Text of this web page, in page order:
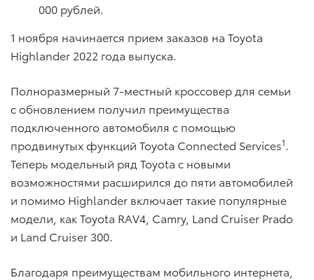
000 рублей.
1 ноября начинается прием заказов на Toyota
Highlander 2022 года выпуска.
Полноразмерный 7-местный кроссовер для семьи
с обновлением получил преимущества
подключенного автомобиля с помощью
продвинутых функций Toyota Connected Services1.
Теперь модельный ряд Toyota с новыми
возможностями расширился до пяти автомобилей
и помимо Highlander включает такие популярные
модели, как Toyota RAV4, Camry, Land Cruiser Prado
и Land Cruiser 300.
Благодаря преимуществам мобильного интернета,